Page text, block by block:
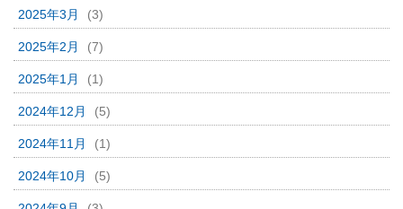
2025年3月 (3)
2025年2月 (7)
2025年1月 (1)
2024年12月 (5)
2024年11月 (1)
2024年10月 (5)